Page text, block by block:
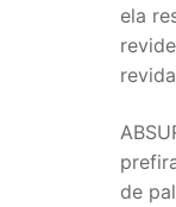
ela
de